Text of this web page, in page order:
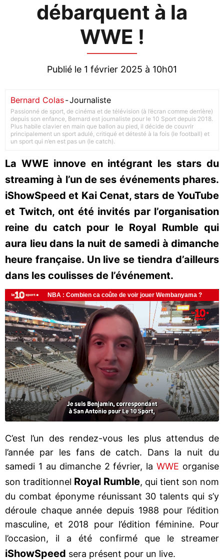
débarquent à la
WWE !
Publié le 1 février 2025 à 10h01
Bernard Colas-Journaliste
Passionné de sport, de cinéma et de télévision (à l’écran comme derrière)
depuis son enfance, Bernard est journaliste pour le 10 Sport depuis 2018.
Plus habile clavier en main que ballon au pied, il décide de couvrir
principalement un sport adulé, critiqué et détesté à la fois (le football) et
un sport qui n’en est pas un (le catch).
La WWE innove en intégrant les stars du
streaming à l’un de ses événements phares.
iShowSpeed et Kai Cenat, stars de YouTube
et Twitch, ont été invités par l’organisation
reine du catch pour le Royal Rumble qui
aura lieu dans la nuit de samedi à dimanche
heure française. Un live se tiendra d’ailleurs
dans les coulisses de l’événement.
C’est l’un des rendez-vous les plus attendus de
l’année par les fans de catch. Dans la nuit du
samedi 1 au dimanche 2 février, laWWE organise
son traditionnel Royal Rumble, qui tient son nom
du combat éponyme réunissant 30 talents qui s’y
déroule chaque année depuis 1988 pour l’édition
masculine, et 2018 pour l’édition féminine. Pour
l’occasion, il a été confirmé que le streamer
iShowSpeed ​​sera présent pour un live.